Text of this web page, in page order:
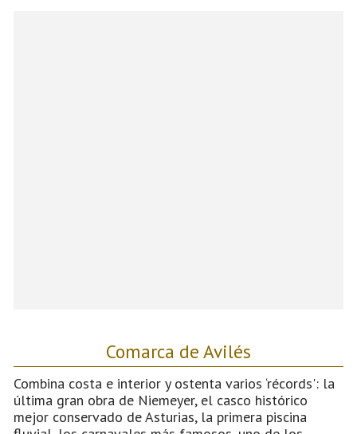
Comarca de Avilés
Combina costa e interior y ostenta varios ‘récords': la
última gran obra de Niemeyer, el casco histórico
mejor conservado de Asturias, la primera piscina